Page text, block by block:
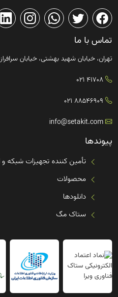
تماس با ما
تهران، خیابان شهید بهشتی، خیابان سرافراز، کوچه
41708 021
88546909 021
info@setakit.com
پیوندها
تأمین کننده تجهیزات شبکه
محصولات
دانلودها
ستاک مگ